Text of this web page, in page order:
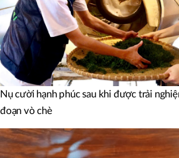
Nụ cười hạnh phúc sau khi được trải
đoạn vò chè